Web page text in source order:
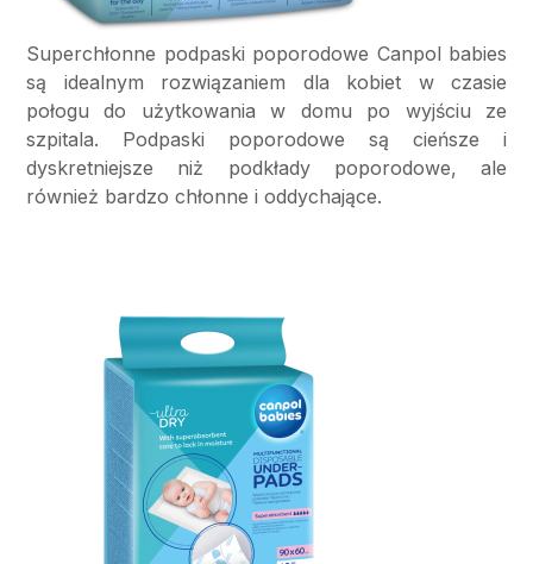
Superchłonne podpaski poporodowe Canpol babies
są idealnym rozwiązaniem dla kobiet w czasie
połogu do użytkowania w domu po wyjściu ze
szpitala. Podpaski poporodowe są cieńsze i
dyskretniejsze niż podkłady poporodowe, ale
również bardzo chłonne i oddychające.